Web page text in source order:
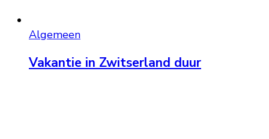
Algemeen
Vakantie in Zwitserland duur